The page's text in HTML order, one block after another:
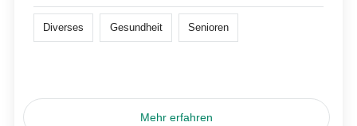
Diverses Gesundheit Senioren
Mehr erfahren